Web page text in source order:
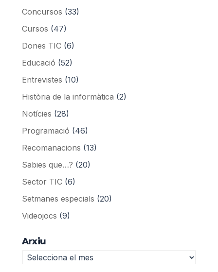
Concursos (33)
Cursos (47)
Dones TIC(6)
Educació (52)
Entrevistes (10)
Història de la informàtica (2)
Notícies (28)
Programació (46)
Recomanacions (13)
Sabies que…? (20)
Sector TIC(6)
Setmanes especials (20)
Videojocs (9)
Arxiu
Arxiu